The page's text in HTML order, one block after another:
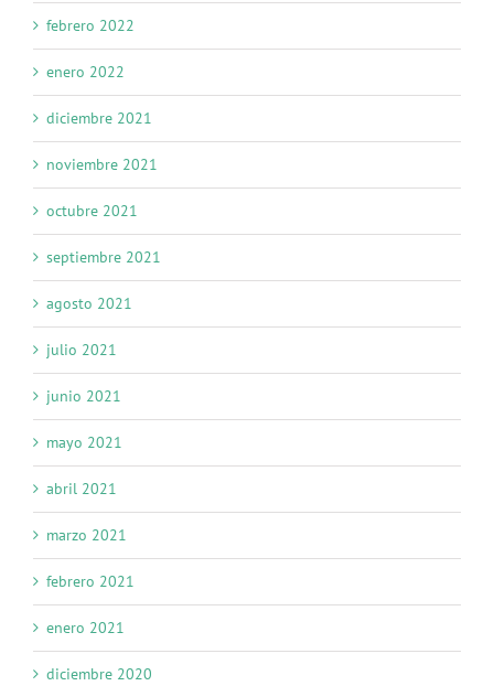
febrero 2022
enero 2022
diciembre 2021
noviembre 2021
octubre 2021
septiembre 2021
agosto 2021
julio 2021
junio 2021
mayo 2021
abril 2021
marzo 2021
febrero 2021
enero 2021
diciembre 2020